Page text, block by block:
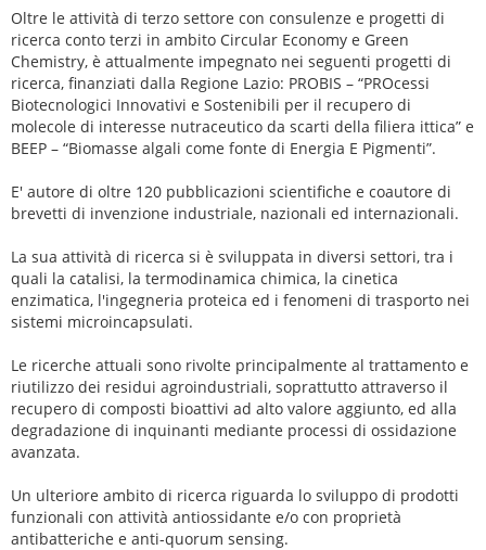
Oltre le attività di terzo settore con consulenze e progetti di
ricerca conto terzi in ambito Circular Economy e Green
Chemistry, è attualmente impegnato nei seguenti progetti di
ricerca, finanziati dalla Regione Lazio: PROBIS – “PROcessi
Biotecnologici Innovativi e Sostenibili per il recupero di
molecole di interesse nutraceutico da scarti della filiera ittica” e
BEEP – “Biomasse algali come fonte di Energia E Pigmenti”.
E' autore di oltre 120 pubblicazioni scientifiche e coautore di
brevetti di invenzione industriale, nazionali ed internazionali.
La sua attività di ricerca si è sviluppata in diversi settori, tra i
quali la catalisi, la termodinamica chimica, la cinetica
enzimatica, l'ingegneria proteica ed i fenomeni di trasporto nei
sistemi microincapsulati.
Le ricerche attuali sono rivolte principalmente al trattamento e
riutilizzo dei residui agroindustriali, soprattutto attraverso il
recupero di composti bioattivi ad alto valore aggiunto, ed alla
degradazione di inquinanti mediante processi di ossidazione
avanzata.
Un ulteriore ambito di ricerca riguarda lo sviluppo di prodotti
funzionali con attività antiossidante e/o con proprietà
antibatteriche e anti-quorum sensing.